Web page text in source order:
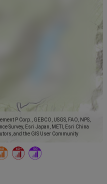
P Corp., GEBCO, USGS, FAO, NPS,
Survey, Esri Japan, METI, Esri China
and the GIS User Community